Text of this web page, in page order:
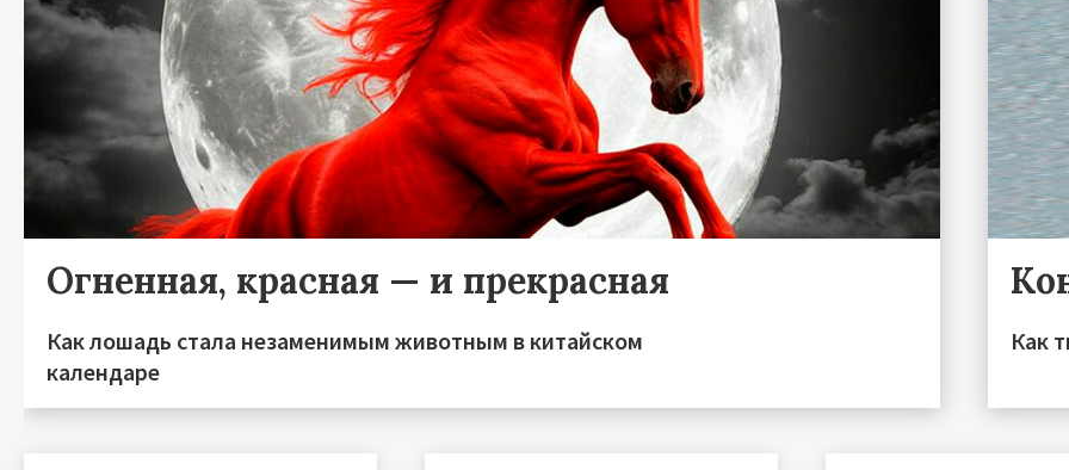
Огненная, красная — и прекрасная
Как лошадь стала незаменимым животным в китайском
календаре
Как